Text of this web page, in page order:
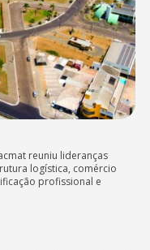
reuniu lideranças
logística, comércio
profissional e